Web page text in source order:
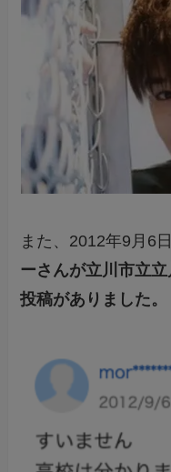
また、2012年9月6
ーさんが立川市立
投稿がありました。